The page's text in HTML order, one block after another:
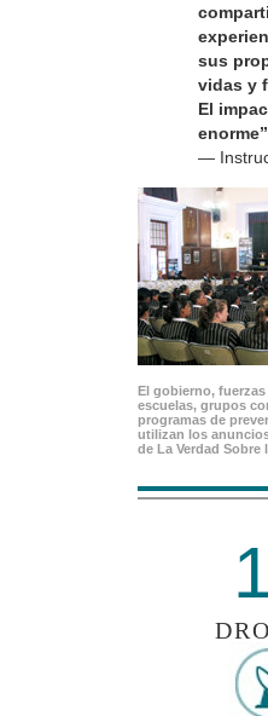
sus
vidas y
El
—
El gobierno,
escuelas, grupos
programas de
utilizan los
de La Verdad Sobre